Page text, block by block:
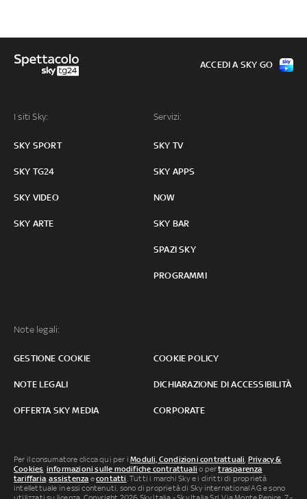
I siti Sky:
SKY SPORT
SKY TG24
SKY VIDEO
SKY ARTE
Servizi:
SKY TV
SKY APPS
NOW
SKY BAR
SPAZI SKY
PROGRAMMI
Note legali:
GESTIONE COOKIE COOKIE POLICY
NOTE LEGALI DICHIARAZIONE DI ACCESSIBILITÀ
OFFERTA SKY MEDIA CORPORATE
ACCEDI A SKY GO
Per il consumatore clicca qui per iModuli, Condizioni contrattuali Privacy &
Cookies informazioni sulle modifiche contrattuali o pertrasparenza
tariffaria ,assistenza econtatti . Tutti i marchi Sky e i diritti di proprietà
intellettuale in essi contenuti, sono di proprietà di Sky international AG e sono